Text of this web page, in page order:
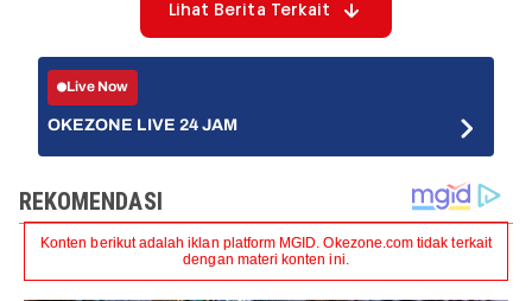
Lihat Berita Terkait
Live Now
OKEZONE LIVE 24 JAM